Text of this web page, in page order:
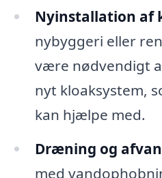
Nyinstallation af
nybyggeri eller
være nødvendigt
nyt kloaksystem,
kan hjælpe med.
Dræning og
med